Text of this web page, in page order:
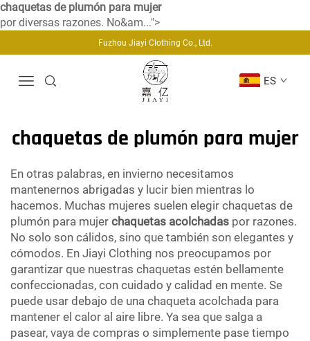
chaquetas de plumón para mujer
por diversas razones. No&am...">
Fuzhou Jiayi Clothing Co., Ltd.
ES
chaquetas de plumón para mujer
En otras palabras, en invierno necesitamos
mantenernos abrigadas y lucir bien mientras lo
hacemos. Muchas mujeres suelen elegir chaquetas de
plumón para mujer chaquetas acolchadas por razones.
No solo son cálidos, sino que también son elegantes y
cómodos. En Jiayi Clothing nos preocupamos por
garantizar que nuestras chaquetas estén bellamente
confeccionadas, con cuidado y calidad en mente. Se
puede usar debajo de una chaqueta acolchada para
mantener el calor al aire libre. Ya sea que salga a
pasear, vaya de compras o simplemente pase tiempo